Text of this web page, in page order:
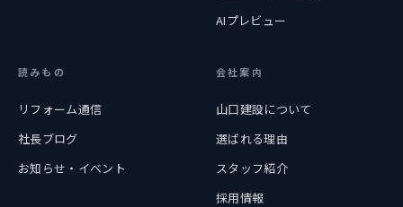
AIプレビュー
読みもの
リフォーム通信
社長ブログ
お知らせ・イベント
会社案内
山口建設について
選ばれる理由
スタッフ紹介
採用情報